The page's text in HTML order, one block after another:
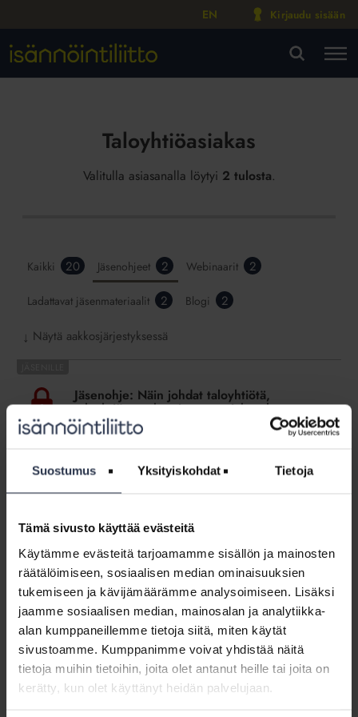
Suostumus Yksityiskohdat Tietoja
Tämä sivusto käyttää evästeitä
Käytämme evästeitä tarjoamamme sisällön ja mainosten
räätälöimiseen, sosiaalisen median ominaisuuksien
tukemiseen ja kävijämäärämme analysoimiseen. Lisäksi
jaamme sosiaalisen median, mainosalan ja analytiikka-
alan kumppaneillemme tietoja siitä, miten käytät
sivustoamme. Kumppanimme voivat yhdistää näitä
tietoja muihin tietoihin, joita olet antanut heille tai joita on
kerätty, kun olet käyttänyt heidän palvelujaan.
EN Kirjaudu sisään
Taloyhtiöasiakas
Valitulla asiasanalla löytyi 2 tulosta.
Kaikki 20 Jäsenohjeet 2 Webinaarit 2
Ladattavat jäsenmateriaalit 2 Blogi 2
↓ Näytä aakkosjärjestyksessä
Näin
johdat
taloyhtiötä,
taloyhtiön
strategiakyselyt
Jäsenohje: Näin johdat taloyhtiötä,
taloyhtiön asukas- ja strategiakyselyt
JÄSENOHJEET
taloyhtiön strategiakyselyitä? Miten kyselyiden avulla
johdetaan asiakkuuksia? Miten kyselyitä tehdään,
tarvitsenko kumppanin avuksi?
Taloyhtiön
aineistojen
luovuttaminen
isännöintisopimuksen
päättyessä
Jäsenohje: Taloyhtiön aineistojen
luovuttaminen isännöintisopimuksen
päättyessä
JÄSENOHJEET
Miten isännöintisopimuksen päättyminen hoidetaan
mallikkaasti? MItkä taloyhtiön asiakirjat ja tiedot pitää
luovuttaa?